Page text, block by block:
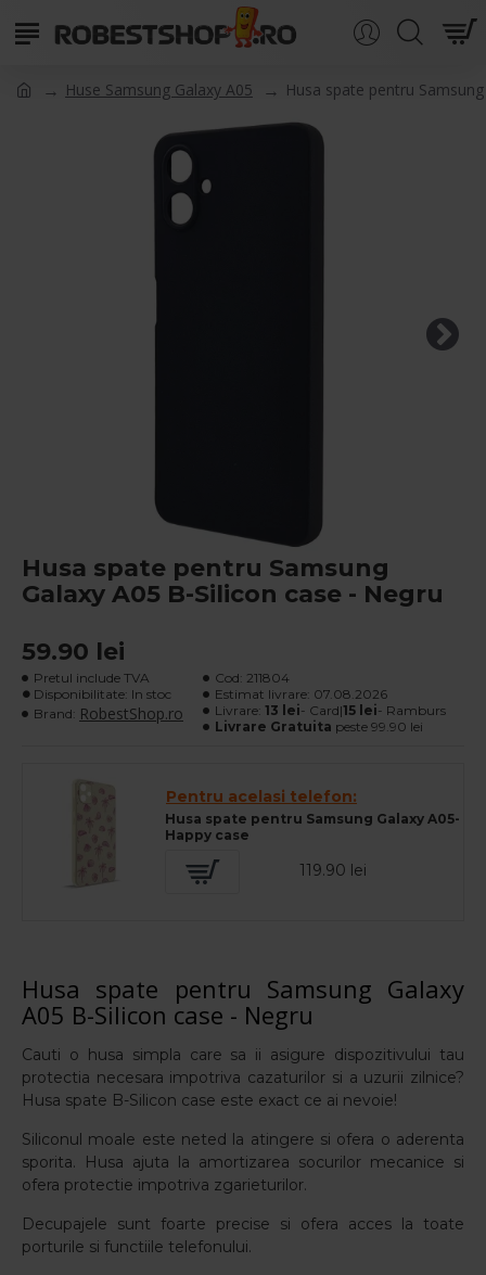
Huse Samsung Galaxy A05 Husa spate pentru
Husa spate pentru Samsung
Galaxy A05 B-Silicon case - Negru
59.90 lei
Pretul include TVA
Disponibilitate: In stoc
Brand: RobestShop.ro
Cod: 211804
Estimat livrare: 07.08.2026
Livrare: 13 lei- Card|15 lei- Ramburs
Livrare Gratuita peste 99.90 lei
Pentru acelasi telefon:
Husa spate pentru Samsung Galaxy A05-
Happy case
119.90 lei
Husa spate pentru Samsung Galaxy
A05 B-Silicon case - Negru
Cauti o husa simpla care sa ii asigure dispozitivului tau
protectia necesara impotriva cazaturilor si a uzurii zilnice?
Husa spate B-Silicon case este exact ce ai nevoie!
Siliconul moale este neted la atingere si ofera o aderenta
sporita. Husa ajuta la amortizarea socurilor mecanice si
ofera protectie impotriva zgarieturilor.
Decupajele sunt foarte precise si ofera acces la toate
porturile si functiile telefonului.